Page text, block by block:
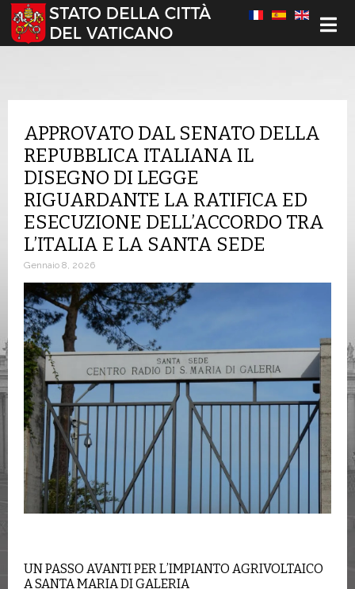
Seleziona la tua lingua
APPROVATO DAL SENATO DELLA
REPUBBLICA ITALIANA IL
DISEGNO DI LEGGE
RIGUARDANTE LA RATIFICA ED
ESECUZIONE DELL’ACCORDO TRA
L’ITALIA E LA SANTA SEDE
Gennaio 8, 2026
UN PASSO AVANTI PER L’IMPIANTO AGRIVOLTAICO
A SANTA MARIA DI GALERIA